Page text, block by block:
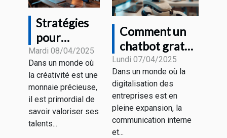
Stratégies
pour
monétiser
votre
créativité
avec des
outils de
génération
Mardi 08/04/2025
Dans un monde où
la créativité est une
monnaie précieuse,
il est primordial de
savoir valoriser ses
talents...
Comment un
chatbot gratuit
peut
révolutionner
la
communication
d'entreprise
Lundi 07/04/2025
Dans un monde où la
digitalisation des
entreprises est en
pleine expansion, la
communication interne
et...